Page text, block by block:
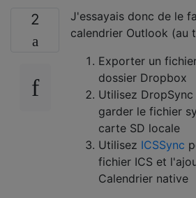
2
J'essayais donc de le
calendrier Outlook (au
Exporter un
dossier Dropbox
Utilisez
garder le fichier
carte SD locale
Utilisez ICSSync
fichier ICS et
Calendrier native